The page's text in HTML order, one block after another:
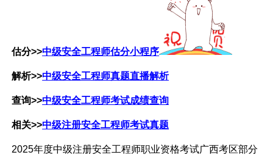
估分>>中级安全工程师估分小程序
解析>>中级安全工程师真题直播解析
查询>>中级安全工程师考试成绩查询
相关>>中级注册安全工程师考试真题
2025年度中级注册安全工程师职业资格考试广西考区部分